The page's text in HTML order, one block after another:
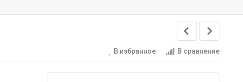
В избранное В сравнение